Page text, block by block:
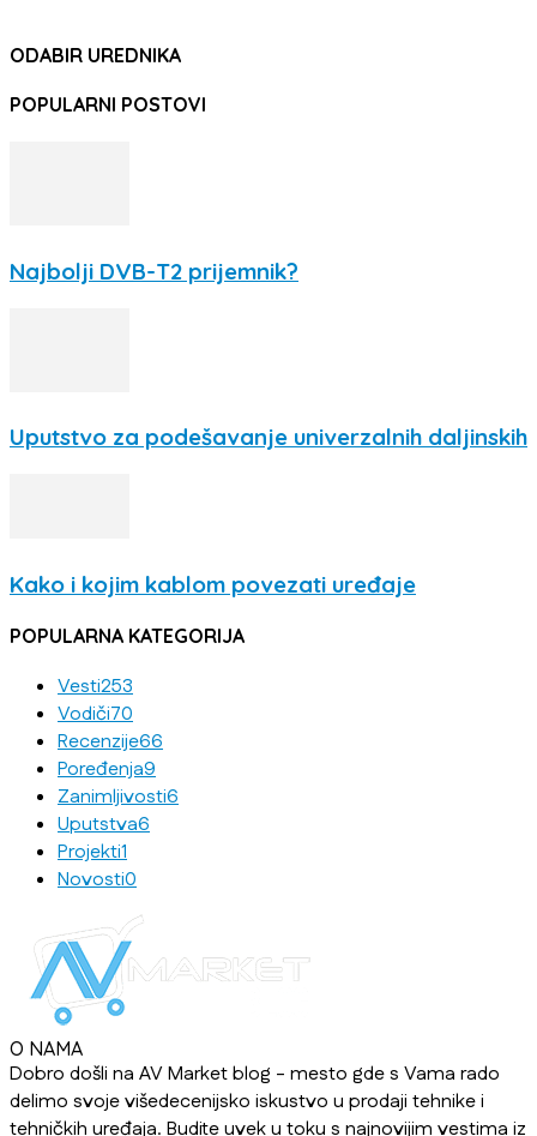
ODABIR UREDNIKA
POPULARNI POSTOVI
Najbolji DVB-T2 prijemnik?
Uputstvo za podešavanje univerzalnih daljinskih
Kako i kojim kablom povezati uređaje
POPULARNA KATEGORIJA
Vesti253
Vodiči70
Recenzije66
Poređenja9
Zanimljivosti6
Uputstva6
Projekti1
Novosti0
O NAMA
Dobro došli na AV Market blog - mesto gde s Vama rado
delimo svoje višedecenijsko iskustvo u prodaji tehnike i
tehničkih uređaja. Budite uvek u toku s najnovijim vestima iz